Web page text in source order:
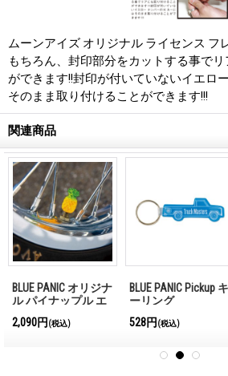
ムーンアイズ オリジナル ライセンス フ
もちろん、封印部分をカットする事で
ができます!!封印が付いていないイエロ
そのまま取り付けることができます!!!
関連商品
BLUE PANIC オリジナ
ル パイナップル エ
ャップ
2,090円 (税込)
BLUE PANIC Pickup キ
ーリング
528円 (税込)